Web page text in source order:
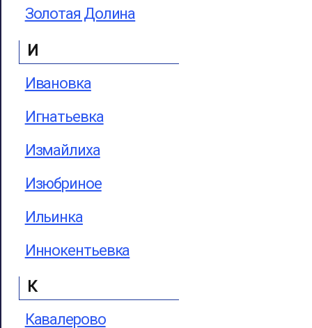
Золотая Долина
И
Ивановка
Игнатьевка
Измайлиха
Изюбриное
Ильинка
Иннокентьевка
К
Кавалерово